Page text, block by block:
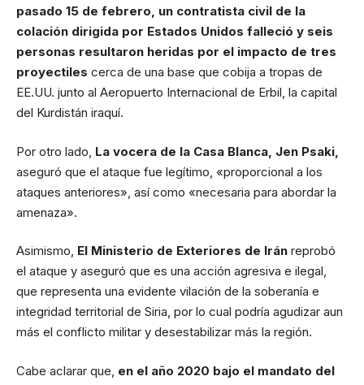
pasado 15 de febrero, un contratista civil de la
colación dirigida por Estados Unidos falleció y seis
personas resultaron heridas por el impacto de tres
proyectiles cerca de una base que cobija a tropas de
EE.UU. junto al Aeropuerto Internacional de Erbil, la capital
del Kurdistán iraquí.
Por otro lado, La vocera de la Casa Blanca, Jen Psaki,
aseguró que el ataque fue legítimo, «proporcional a los
ataques anteriores», así como «necesaria para abordar la
amenaza».
Asimismo, El Ministerio de Exteriores de Irán reprobó
el ataque y aseguró que es una acción agresiva e ilegal,
que representa una evidente vilación de la soberanía e
integridad territorial de Siria, por lo cual podría agudizar aun
más el conflicto militar y desestabilizar más la región.
Cabe aclarar que, en el año 2020 bajo el mandato del